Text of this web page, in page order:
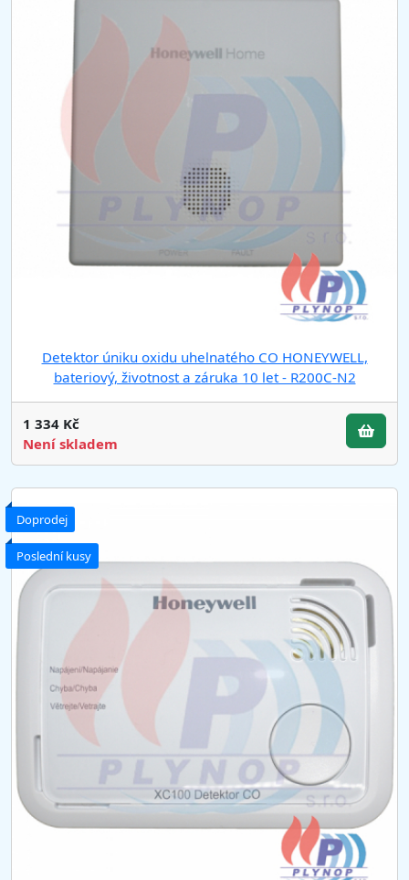
Detektor úniku oxidu uhelnatého CO HONEYWELL,
bateriový, životnost a záruka 10 let - R200C-N2
1 334 Kč
Není skladem
Doprodej
Poslední kusy